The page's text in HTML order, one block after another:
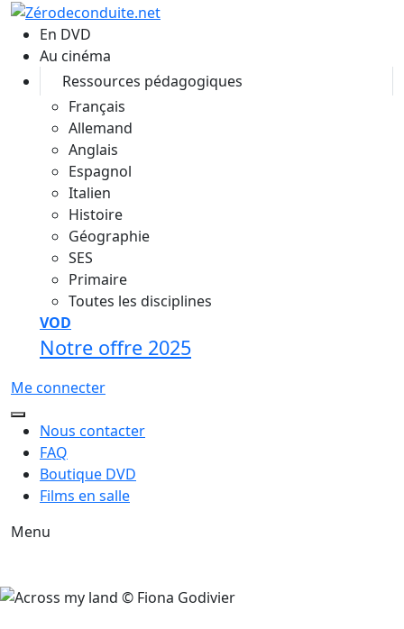
Aller au contenu principal
En DVD
Au cinéma
Ressources pédagogiques
Français
Allemand
Anglais
Espagnol
Italien
Histoire
Géographie
SES
Primaire
Toutes les disciplines
VOD
Notre offre 2025
Me connecter
Nous contacter
FAQ
Boutique DVD
Films en salle
Menu